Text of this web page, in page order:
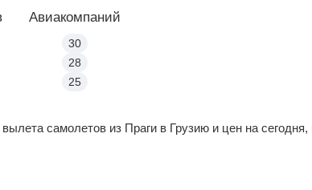
Авиакомпаний
30
28
25
самолетов из Праги в Грузию и цен на